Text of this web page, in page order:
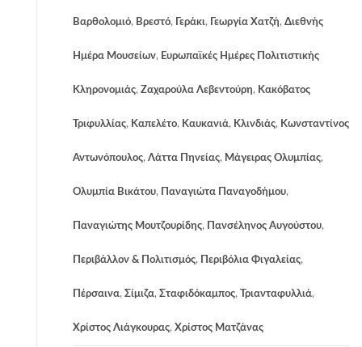
Βαρθολομιό, Βρεστό, Γεράκι, Γεωργία Χατζή, Διεθνής
Ημέρα Μουσείων, Ευρωπαϊκές Ημέρες Πολιτιστικής
Κληρονομιάς, Ζαχαρούλα Λεβεντούρη, Κακόβατος
Τριφυλλίας, Καπελέτο, Καυκανιά, Κλινδιάς, Κωνσταντίνος
Αντωνόπουλος, Λάττα Πηνείας, Μάγειρας Ολυμπίας,
Ολυμπία Βικάτου, Παναγιώτα Παναγοδήμου,
Παναγιώτης Μουτζουρίδης, Πανσέληνος Αυγούστου,
Περιβάλλον & Πολιτισμός, Περιβόλια Φιγαλείας,
Πέρσαινα, Σίμιζα, Σταφιδόκαμπος, Τριανταφυλλιά,
Χρίστος Λιάγκουρας, Χρίστος Ματζάνας